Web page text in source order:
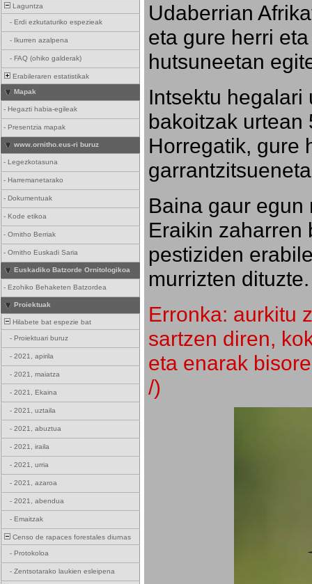
Laguntza
- Erdi ezkutaturiko espezieak
- Ikurren azalpena
- FAQ (ohiko galderak)
Erabileraren estatistikak
Mapak
- Hegazti habia-egileak
- Presentzia mapak
www.ornitho.eus-ri buruz
- Legezkotasuna
- Harremanetarako
- Dokumentuak
- Kode etikoa
- Ornitho Berriak
- Ornitho Euskadi Saria
Euskadiko Batzorde Ornitologikoa
- Ezohiko Behaketen Batzordea
Proiektuak
Hilabete bat espezie bat
- Proiektuari buruz
- 2021, apirila
- 2021, maiatza
- 2021, Ekaina
- 2021, uztaila
- 2021, abuztua
- 2021, iraila
- 2021, urria
- 2021, azaroa
- 2021, abendua
- Emaitzak
Censo de rapaces forestales diurnas
- Protokoloa
- Zentsotarako laukien esleipena
Udaberrian
eta gure herri
hutsuneetan
Intsektu hegalari
bakoitzak urtean
Horregatik, gure
Baina gaur egun
Eraikin zaharren
pestiziden
murrizten dituzte.
Erronka: aurkitu
sartzen diren,
eta enarak
/)